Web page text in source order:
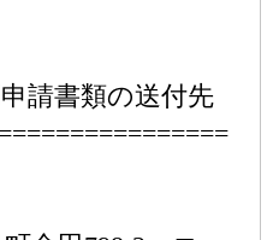
請書類の送付先